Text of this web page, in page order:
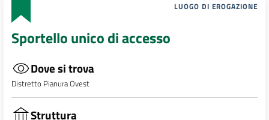
LUOGO DI EROGAZIONE
Sportello unico di accesso
Dove si trova
Distretto Pianura Ovest
Struttura